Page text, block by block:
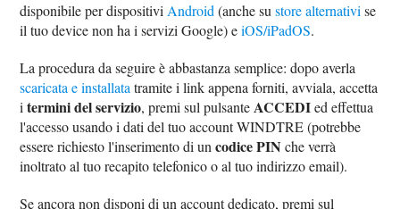
disponibile per dispositiviAndroid(anche sustore alternativise
il tuo device non ha i servizi Google) eiOS/iPadOS.
La procedura da seguire è abbastanza semplice: dopo averla
scaricata e installatatramite i link appena forniti, avviala, accetta
itermini del servizio, premi sul pulsanteACCEDIed effettua
l'accesso usando i dati del tuo account WINDTRE (potrebbe
essere richiesto l'inserimento di uncodice PIN che verrà
inoltrato al tuo recapito telefonico o al tuo indirizzo email).
Se ancora non disponi di un account dedicato, premi sul